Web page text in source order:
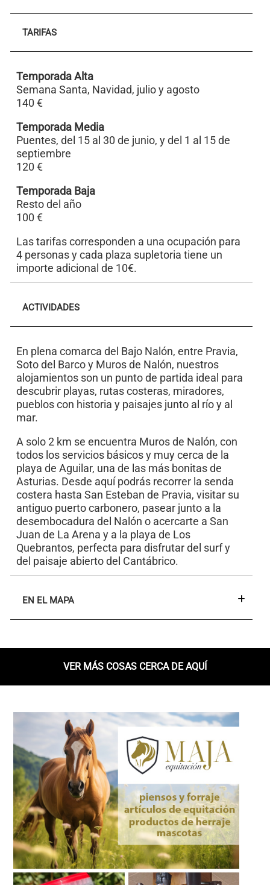
TARIFAS
Temporada Alta
Semana Santa, Navidad, julio y agosto
140 €
Temporada Media
Puentes, del 15 al 30 de junio, y del 1 al 15 de
septiembre
120 €
Temporada Baja
Resto del año
100 €
Las tarifas corresponden a una ocupación para
4 personas y cada plaza supletoria tiene un
importe adicional de 10€.
ACTIVIDADES
En plena comarca del Bajo Nalón, entre Pravia,
Soto del Barco y Muros de Nalón, nuestros
alojamientos son un punto de partida ideal para
descubrir playas, rutas costeras, miradores,
pueblos con historia y paisajes junto al río y al
mar.
A solo 2 km se encuentra Muros de Nalón, con
todos los servicios básicos y muy cerca de la
playa de Aguilar, una de las más bonitas de
Asturias. Desde aquí podrás recorrer la senda
costera hasta San Esteban de Pravia, visitar su
antiguo puerto carbonero, pasear junto a la
desembocadura del Nalón o acercarte a San
Juan de La Arena y a la playa de Los
Quebrantos, perfecta para disfrutar del surf y
del paisaje abierto del Cantábrico.
EN EL MAPA
VER MÁS COSAS CERCA DE AQUÍ